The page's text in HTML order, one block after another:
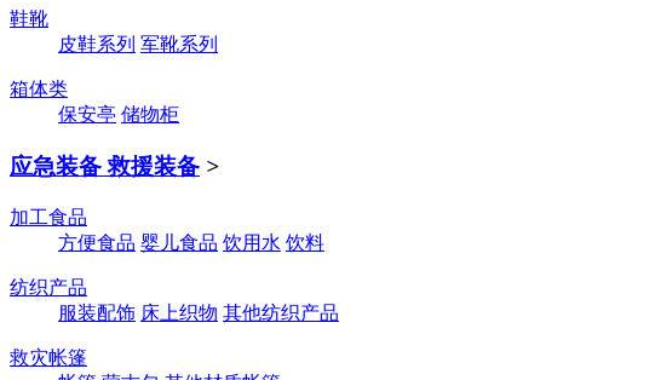
鞋靴
皮鞋系列 军靴系列
箱体类
保安亭 储物柜
应急装备 救援装备 >
加工食品
方便食品 婴儿食品 饮用水 饮料
纺织产品
服装配饰 床上织物 其他纺织产品
救灾帐篷